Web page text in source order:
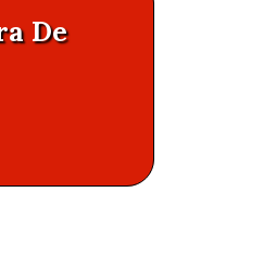
De